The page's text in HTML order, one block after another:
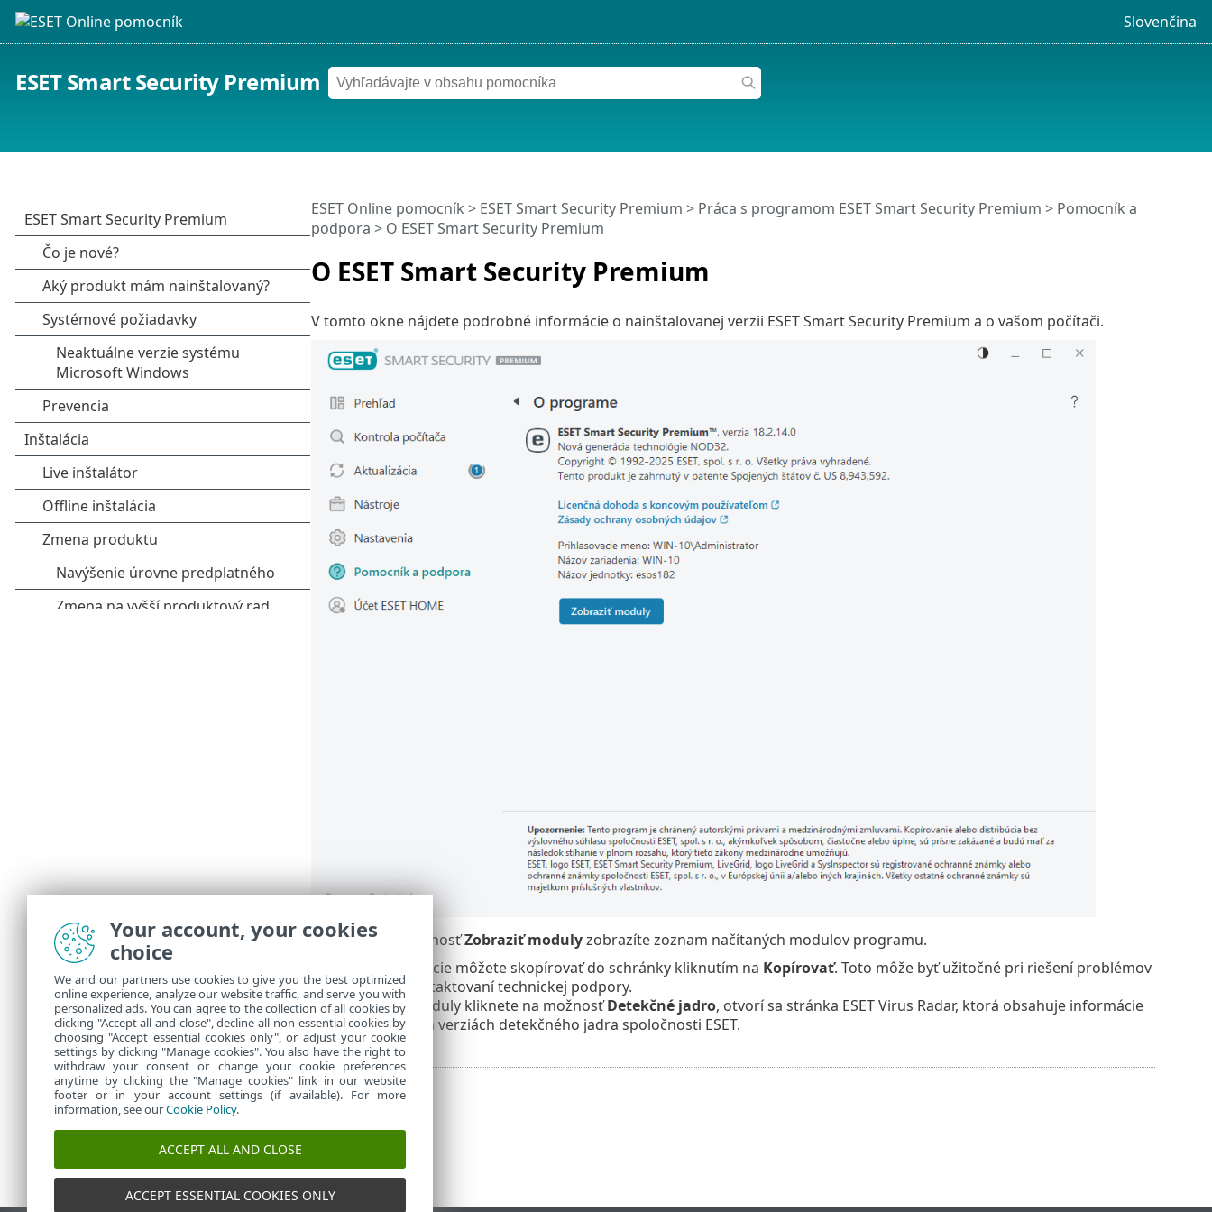
Slovenčina
ESET Smart Security Premium
O ESET Smart Security Premium
ESET Online pomocník > ESET Smart Security Premium > Práca s programom ESET Smart Security Premium > Pomocník a
podpora > O ESET Smart Security Premium
V tomto okne nájdete podrobné informácie o nainštalovanej verzii ESET Smart Security Premium a o vašom počítači.
Kliknutím na možnosťZobraziť modulyzobrazíte zoznam načítaných modulov programu.
Tieto informácie môžete skopírovať do schránky kliknutím na Kopírovať. Toto môže byť užitočné pri riešení problémov
alebo pri kontaktovaní technickej podpory.
• Ak v okne Moduly kliknete na možnosťDetekčné jadro, otvorí sa stránka ESET Virus Radar, ktorá obsahuje informácie
o jednotlivých verziách detekčného jadra spoločnosti ESET.
Your account, your cookies
choice
We and our partners use cookies to give you the best optimized
online experience, analyze our website traffic, and serve you with
personalized ads. You can agree to the collection of all cookies by
clicking "Accept all and close", decline all non-essential cookies by
choosing "Accept essential cookies only", or adjust your cookie
settings by clicking "Manage cookies". You also have the right to
withdraw your consent or change your cookie preferences
anytime by clicking the "Manage cookies" link in our website
footer or in your account settings (if available). For more
information, see ourCookie Policy.
ACCEPT ALL AND CLOSE
ACCEPT ESSENTIAL COOKIES ONLY